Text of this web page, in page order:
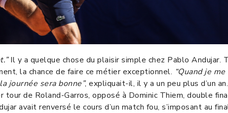
Il y a quelque chose du plaisir simple chez Pablo
la chance de faire ce métier exceptionnel. “Quand je
journée sera bonne”, expliquait-il, il y a un peu plus d’un
tour de Roland-Garros, opposé à Dominic Thiem, double
avait renversé le cours d’un match fou, s’imposant au